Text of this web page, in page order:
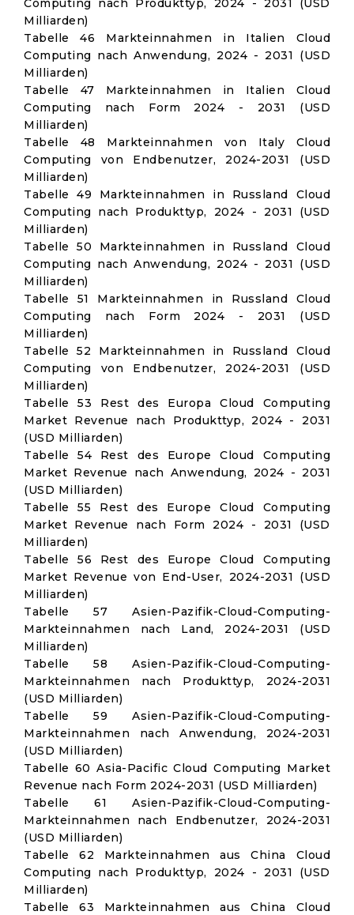
Computing nach Produkttyp, 2024 - 2031 (USD
Milliarden)
Tabelle 46 Markteinnahmen in Italien Cloud
Computing nach Anwendung, 2024 - 2031 (USD
Milliarden)
Tabelle 47 Markteinnahmen in Italien Cloud
Computing nach Form 2024 - 2031 (USD
Milliarden)
Tabelle 48 Markteinnahmen von Italy Cloud
Computing von Endbenutzer, 2024-2031 (USD
Milliarden)
Tabelle 49 Markteinnahmen in Russland Cloud
Computing nach Produkttyp, 2024 - 2031 (USD
Milliarden)
Tabelle 50 Markteinnahmen in Russland Cloud
Computing nach Anwendung, 2024 - 2031 (USD
Milliarden)
Tabelle 51 Markteinnahmen in Russland Cloud
Computing nach Form 2024 - 2031 (USD
Milliarden)
Tabelle 52 Markteinnahmen in Russland Cloud
Computing von Endbenutzer, 2024-2031 (USD
Milliarden)
Tabelle 53 Rest des Europa Cloud Computing
Market Revenue nach Produkttyp, 2024 - 2031
(USD Milliarden)
Tabelle 54 Rest des Europe Cloud Computing
Market Revenue nach Anwendung, 2024 - 2031
(USD Milliarden)
Tabelle 55 Rest des Europe Cloud Computing
Market Revenue nach Form 2024 - 2031 (USD
Milliarden)
Tabelle 56 Rest des Europe Cloud Computing
Market Revenue von End-User, 2024-2031 (USD
Milliarden)
Tabelle 57 Asien-Pazifik-Cloud-Computing-
Markteinnahmen nach Land, 2024-2031 (USD
Milliarden)
Tabelle 58 Asien-Pazifik-Cloud-Computing-
Markteinnahmen nach Produkttyp, 2024-2031
(USD Milliarden)
Tabelle 59 Asien-Pazifik-Cloud-Computing-
Markteinnahmen nach Anwendung, 2024-2031
(USD Milliarden)
Tabelle 60 Asia-Pacific Cloud Computing Market
Revenue nach Form 2024-2031 (USD Milliarden)
Tabelle 61 Asien-Pazifik-Cloud-Computing-
Markteinnahmen nach Endbenutzer, 2024-2031
(USD Milliarden)
Tabelle 62 Markteinnahmen aus China Cloud
Computing nach Produkttyp, 2024 - 2031 (USD
Milliarden)
Tabelle 63 Markteinnahmen aus China Cloud